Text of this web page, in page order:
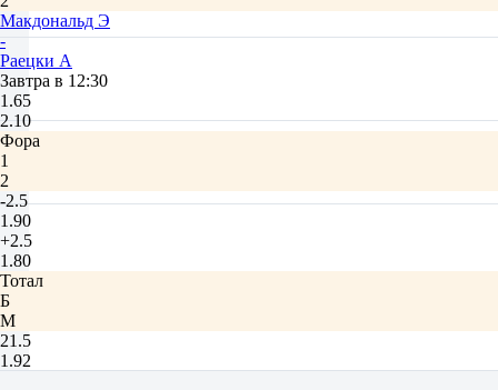
Макдональд Э
-
Раецки А
Завтра в 12:30
1.65
2.10
Фора
1
2
-2.5
1.90
+2.5
1.80
Тотал
Б
М
21.5
1.92